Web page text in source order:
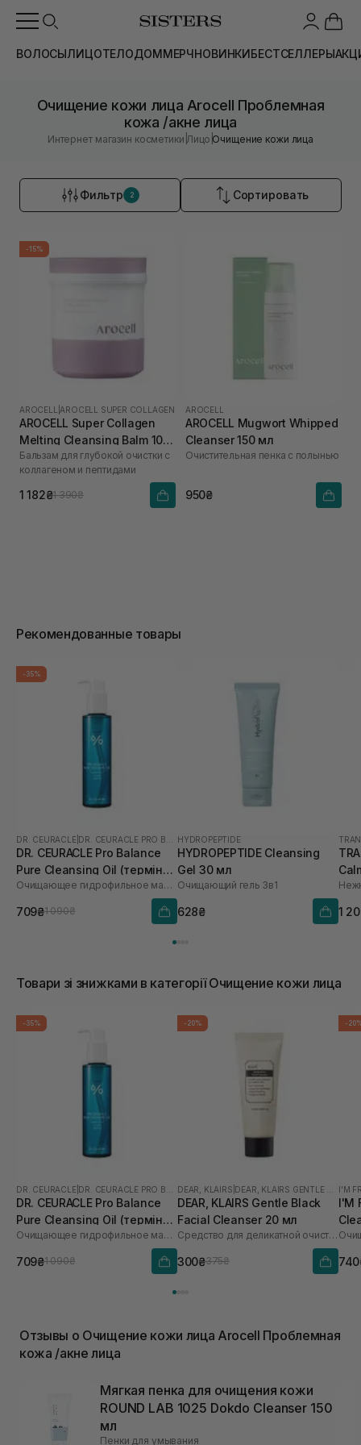
ВОЛОСЫЛИЦОТЕЛОДОММЕРЧНОВИНКИБЕСТСЕЛЛЕРЫ
Очищение кожи лица Arocell Проблемная
кожа /акне лица
Интернет магазин косметики Лицо |Очищение кожи лица
Фильтр 2 Сортировать
-15%
AROCELL AROCELL SUPER COLLAGEN
AROCELL Super Collagen
Melting Cleansing Balm 100
г
Бальзам для глубокой очистки с
коллагеном и пептидами
1 182₴1 390₴
AROCELL
AROCELL Mugwort Whipped
Cleanser 150 мл
Очистительная пенка с полынью
950₴
Рекомендованные товары
-35%
DR. CEURACLE| DR. CEURACLE PRO BALANCE
DR. CEURACLE Pro Balance
Pure Cleansing Oil (термін
до 01.27р.) 155 мл
Очищающее гидрофильное масло с пробиотиками
709₴1 090₴
HYDROPEPTIDE
HYDROPEPTIDE Cleansing
Gel 30 мл
Очищающий гель 3в1
628₴
мл
1
Товари зі знижками в категорії Очищение кожи лица
-35%
DR. CEURACLE
DR. CEURACLE Pro Balance
Pure Cleansing Oil (термін
до 01.27р.) 155 мл
Очищающее гидрофильное масло с пробиотиками
709₴1 090₴
-20%
DEAR, KLAIRS
DEAR, KLAIRS Gentle Black
Facial Cleanser 20 мл
Средство для деликатной очистки лица
300₴375₴
-
I'M
I'M
Отзывы о Очищение кожи лица Arocell Проблемная
кожа /акне лица
Мягкая пенка для очищения кожи
ROUND LAB 1025 Dokdo Cleanser 150
мл
Пенки для умывания